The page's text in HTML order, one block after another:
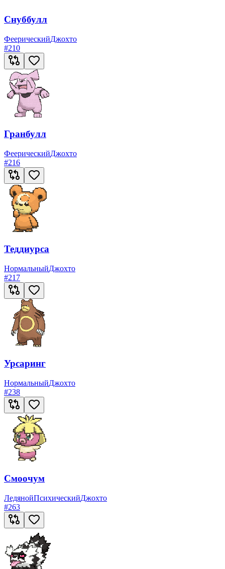
Снуббулл
ФеерическийДжохто
#210
Гранбулл
ФеерическийДжохто
#216
Теддиурса
НормальныйДжохто
#217
Урсаринг
НормальныйДжохто
#238
Смоочум
ЛедянойПсихическийДжохто
#263